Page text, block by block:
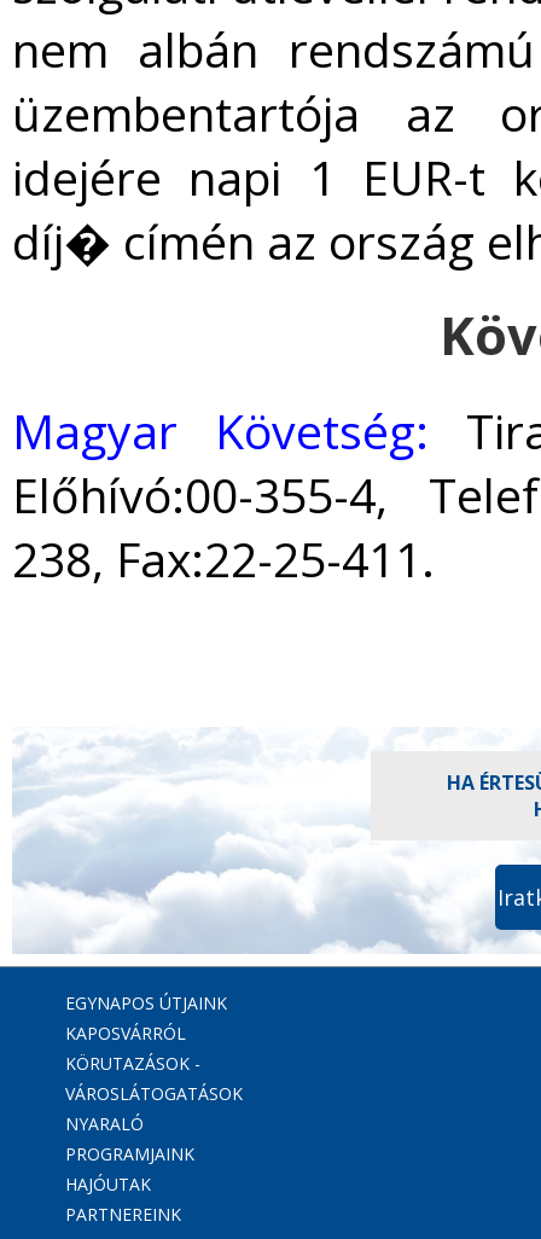
nem albán
üzembentartója az
idejére napi 1 EUR-t
díj� címén az ország
Magyar Követség:
Előhívó:00-355-4,
238, Fax:22-25-411.
HA
EGYNAPOS ÚTJAINK
KAPOSVÁRRÓL
KÖRUTAZÁSOK -
VÁROSLÁTOGATÁSOK
NYARALÓ
PROGRAMJAINK
HAJÓUTAK
PARTNEREINK